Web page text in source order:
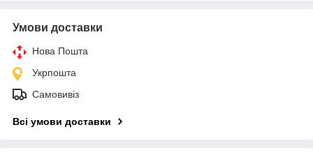
Умови доставки
Нова Пошта
Укрпошта
Самовивіз
Всі умови доставки